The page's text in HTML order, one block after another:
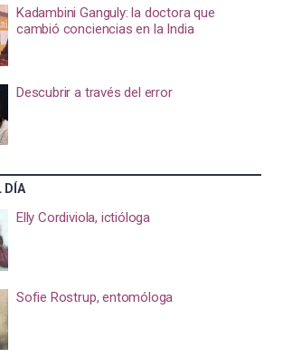
Kadambini Ganguly: la doctora que
cambió conciencias en la India
Descubrir a través del error
DÍA
Elly Cordiviola, ictióloga
Sofie Rostrup, entomóloga